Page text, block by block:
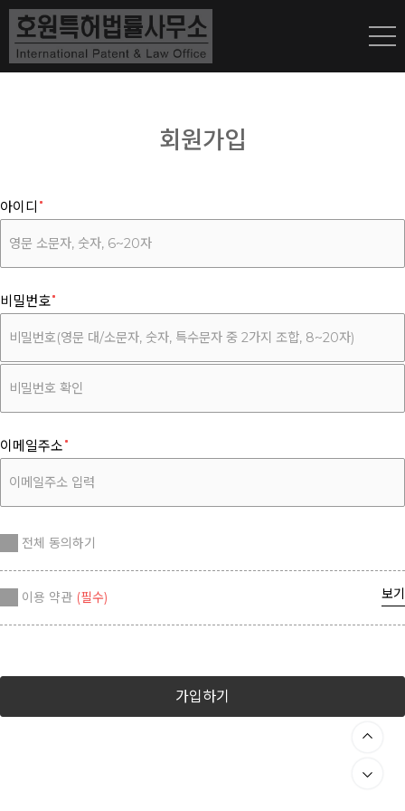
회원가입
아이디
비밀번호
이메일주소
전체 동의하기
이용 약관 (필수) 보기
가입하기